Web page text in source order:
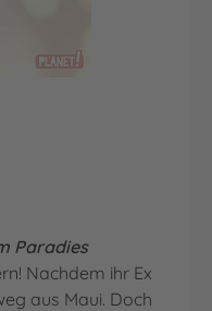
Paradies
Nachdem ihr Ex
aus Maui. Doch